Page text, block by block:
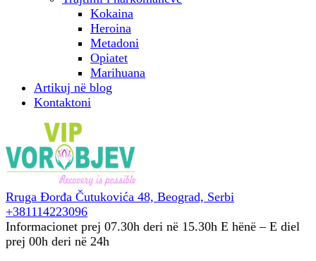
Kokaina
Heroina
Metadoni
Opiatet
Marihuana
Artikuj në blog
Kontaktoni
Rruga Đorđa Čutukovića 48, Beograd, Serbi
+381114223096
Informacionet prej 07.30h deri në 15.30h E hënë – E diel
prej 00h deri në 24h